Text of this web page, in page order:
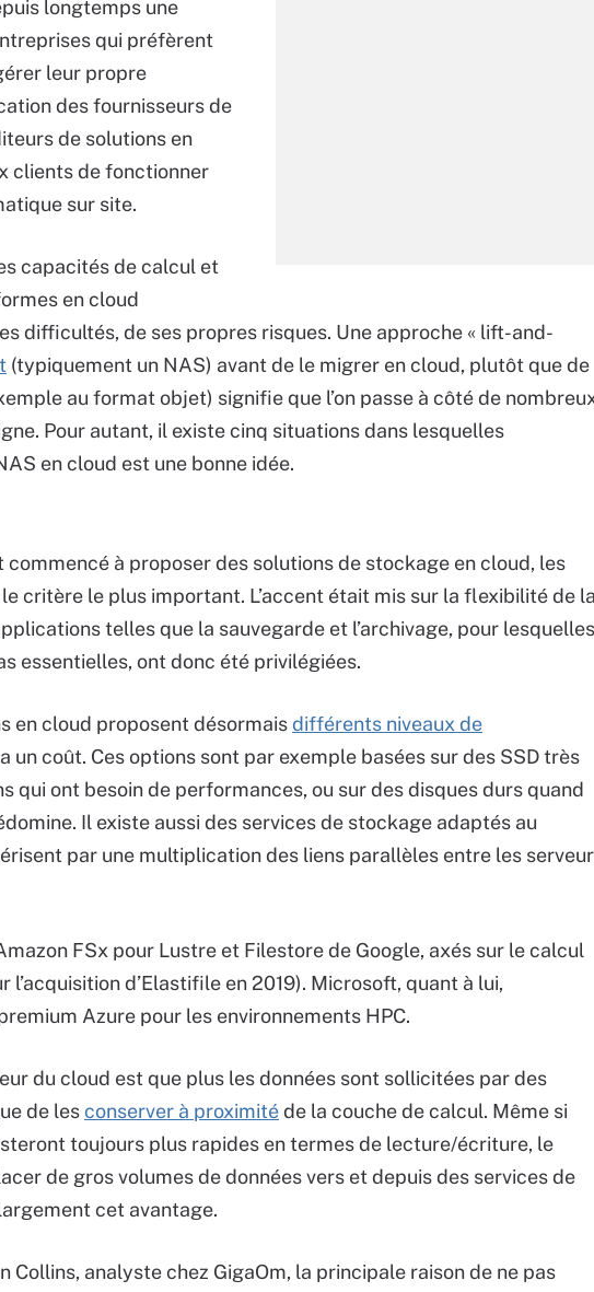
longtemps une
qui préfèrent
leur propre
des fournisseurs de
de solutions en
clients de fonctionner
sur site.
capacités de calcul et
en cloud
difficultés, de ses propres risques. Une approche « lift-and-
(typiquement un NAS) avant de le migrer en cloud, plutôt que de
au format objet) signifie que l’on passe à côté de
Pour autant, il existe cinq situations dans lesquelles
en cloud est une bonne idée.
à proposer des solutions de stockage en cloud, les
critère le plus important. L’accent était mis sur la flexibilité de la
telles que la sauvegarde et l’archivage, pour lesquelles
essentielles, ont donc été privilégiées.
en cloud proposent désormaisdifférents niveaux de
un coût. Ces options sont par exemple basées sur des SSD très
qui ont besoin de performances, ou sur des disques durs quand
Il existe aussi des services de stockage adaptés au
par une multiplication des liens parallèles entre les
FSx pour Lustre et Filestore de Google, axés sur le calcul
l’acquisition d’Elastifile en 2019). Microsoft, quant à lui,
Azure pour les environnements HPC.
du cloud est que plus les données sont sollicitées par des
de lesconserver à proximitéde la couche de calcul. Même si
toujours plus rapides en termes de lecture/écriture, le
de gros volumes de données vers et depuis des services de
cet avantage.
Collins, analyste chez GigaOm, la principale raison de ne pas